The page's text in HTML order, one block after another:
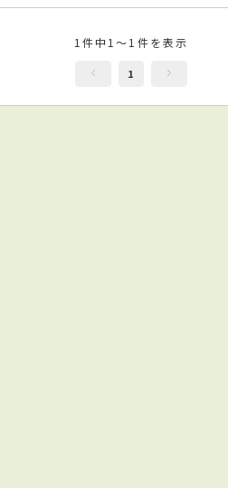
1件中1～1件を表示
1